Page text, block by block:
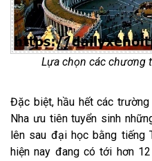
Lựa chọn các chương
Đặc biệt, hầu hết các
Nha ưu tiên tuyển sinh
lên sau đại học bằng tiếng
hiện nay đang có tới hơn